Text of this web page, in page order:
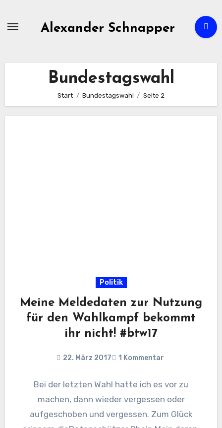
Alexander Schnapper
Bundestagswahl
Start Bundestagswahl Seite 2
Politik
Meine Meldedaten zur Nutzung
für den Wahlkampf bekommt
ihr nicht! #btw17
22. März 2017 1 Kommentar
Bei der letzten Wahl hatte ich es vor zu
machen, dann wieder vergessen oder
aufgeschoben und vergessen. Zum Glück